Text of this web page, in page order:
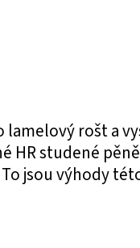
rošt a
HR studené
jsou výhody